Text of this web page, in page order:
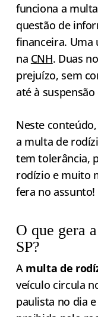
funciona a
questão de
financeira. Uma
na CNH. Duas
prejuízo, sem
até à
Neste
a multa de
tem tolerância,
rodízio e muito
fera no assunto!
O que gera
SP?
A multa de
veículo circula
paulista no dia